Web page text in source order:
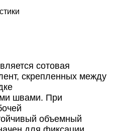
сотовая
скрепленных между
швами. При
объемный